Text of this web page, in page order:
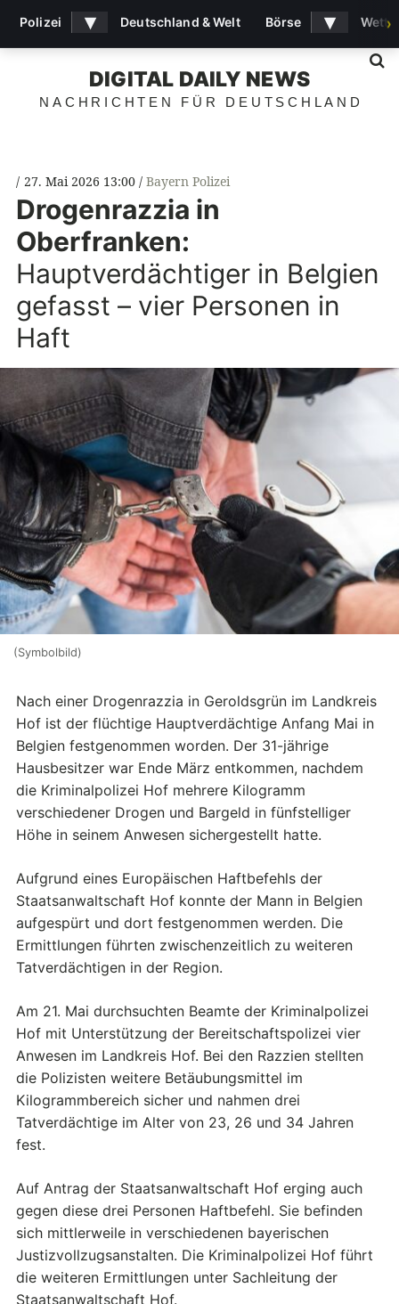
DIGITAL DAILY NEWS
NACHRICHTEN FÜR DEUTSCHLAND
27. Mai 2026 13:00 Bayern Polizei
Drogenrazzia in
Oberfranken:
Hauptverdächtiger in Belgien
gefasst – vier Personen in
Haft
(Symbolbild)
Nach einer Drogenrazzia in Geroldsgrün im Landkreis
Hof ist der flüchtige Hauptverdächtige Anfang Mai in
Belgien festgenommen worden. Der 31-jährige
Hausbesitzer war Ende März entkommen, nachdem
die Kriminalpolizei Hof mehrere Kilogramm
verschiedener Drogen und Bargeld in fünfstelliger
Höhe in seinem Anwesen sichergestellt hatte.
Aufgrund eines Europäischen Haftbefehls der
Staatsanwaltschaft Hof konnte der Mann in Belgien
aufgespürt und dort festgenommen werden. Die
Ermittlungen führten zwischenzeitlich zu weiteren
Tatverdächtigen in der Region.
Am 21. Mai durchsuchten Beamte der Kriminalpolizei
Hof mit Unterstützung der Bereitschaftspolizei vier
Anwesen im Landkreis Hof. Bei den Razzien stellten
die Polizisten weitere Betäubungsmittel im
Kilogrammbereich sicher und nahmen drei
Tatverdächtige im Alter von 23, 26 und 34 Jahren
fest.
Auf Antrag der Staatsanwaltschaft Hof erging auch
gegen diese drei Personen Haftbefehl. Sie befinden
sich mittlerweile in verschiedenen bayerischen
Justizvollzugsanstalten. Die Kriminalpolizei Hof führt
die weiteren Ermittlungen unter Sachleitung der
Staatsanwaltschaft Hof.
Polizei ▾ Deutschland & Welt Börse ▾ ›